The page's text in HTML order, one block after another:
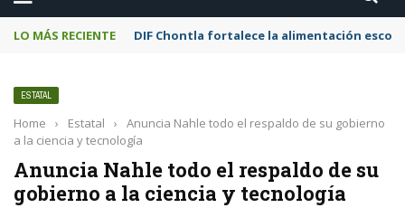
LO MÁS RECIENTE Motociclista resulta lesionado tras chocar
ESTATAL
Home › Estatal ›
Anuncia Nahle todo el respaldo de su gobierno
a la ciencia y tecnología
Anuncia Nahle todo el respaldo de su
gobierno a la ciencia y tecnología